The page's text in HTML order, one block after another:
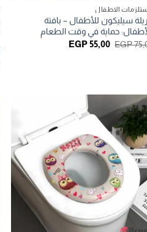
الاطفال
سيليكون للأطفال – بافتة
حماية في وقت الطعام
EGP السعرEGP55,00